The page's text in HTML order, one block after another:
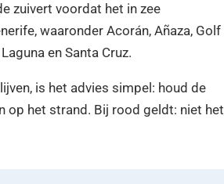
zuivert voordat het in zee
waaronder Acorán, Añaza, Golf
en Santa Cruz.
is het advies simpel: houd de
op het strand. Bij rood geldt: niet het